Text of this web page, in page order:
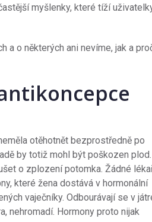
myšlenky, které tíží
a o některých ani nevíme, jak a
otěhotnět bezprostředně po
by totiž mohl být poškozen
o zplození potomka. Žádné
které žena dostává v hormonální
vaječníky. Odbourávají se v
nehromadí. Hormony proto nijak